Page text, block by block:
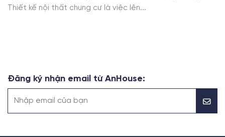
Thiết kế nội thất chung cư là việc lên...
Đăng ký nhận email từ AnHouse: